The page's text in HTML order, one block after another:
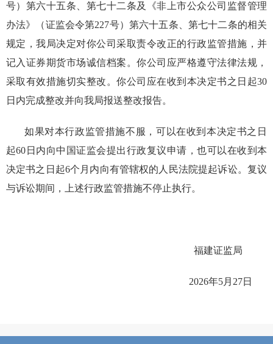
号） 第六十五条、第七十二条及《非上市公众公司监督管理
办法》（证监会令第227号） 第六十五条、第七十二条的相关
规定，我局决定对你公司采取责令改正的行政监管措施，并
记入证券期货市场诚信档案。你公司应严格遵守法律法规，
采取有效措施切实整改。你公司应在收到本决定书之日起30
日内完成整改并向我局报送整改报告。
如果对本行政监管措施不服，可以在收到本决定书之日
起60日内向中国证监会提出行政复议申请，也可以在收到本
决定书之日起6个月内向有管辖权的人民法院提起诉讼。复议
与诉讼期间，上述行政监管措施不停止执行。
福建证监局
2026年5月27日